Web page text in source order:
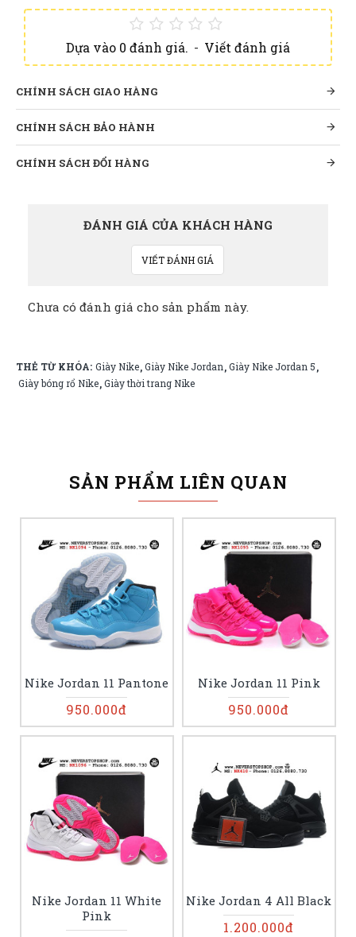
Dựa vào 0 đánh giá. - Viết đánh giá
CHÍNH SÁCH GIAO HÀNG
CHÍNH SÁCH BẢO HÀNH
CHÍNH SÁCH ĐỔI HÀNG
ĐÁNH GIÁ CỦA KHÁCH HÀNG
VIẾT ĐÁNH GIÁ
Chưa có đánh giá cho sản phẩm này.
THẺ TỪ KHÓA: Giày Nike,Giày Nike Jordan,Giày Nike Jordan 5,
Giày bóng rổ Nike,Giày thời trang Nike
SẢN PHẨM LIÊN QUAN
Nike Jordan 11 Pantone
950.000đ
Nike Jordan 11 Pink
950.000đ
Nike Jordan 11 White
Pink
Nike Jordan 4 All Black
1.200.000đ